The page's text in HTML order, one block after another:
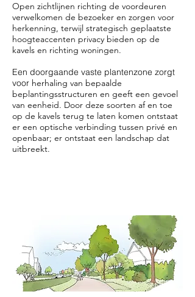
Open zichtlijnen richting de voordeuren
verwelkomen de bezoeker en zorgen voor
herkenning, terwijl strategisch geplaatste
hoogteaccenten privacy bieden op de
kavels en richting woningen.
Een doorgaande vaste plantenzone zorgt
voor herhaling van bepaalde
beplantingsstructuren en geeft een gevoel
van eenheid. Door deze soorten af en toe
op de kavels terug te laten komen ontstaat
er een optische verbinding tussen privé en
openbaar; er ontstaat een landschap dat
uitbreekt.